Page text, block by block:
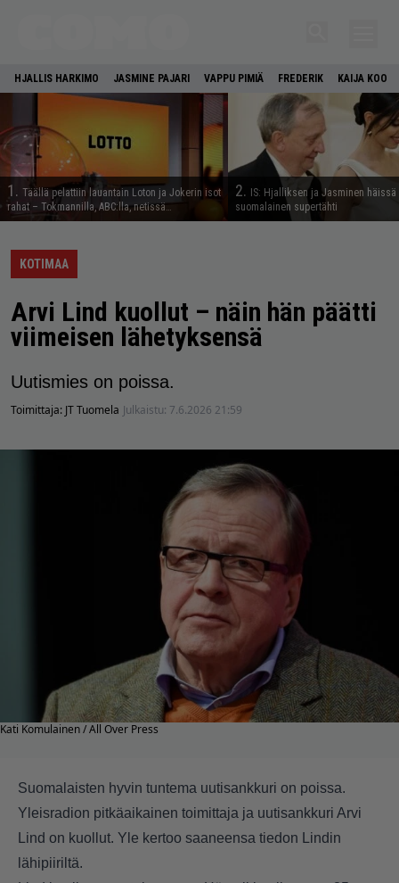
HJALLIS HARKIMO JASMINE PAJARI VAPPU PIMIÄ FREDERIK KAIJA KOO
1. Täällä pelattiin lauantain Loton ja Jokerin isot
rahat – Tokmannilla, ABC:lla, netissä…
2.
IS: Hjalliksen ja Jasminen häissä
suomalainen supertähti
KOTIMAA
Arvi Lind kuollut – näin hän päätti
viimeisen lähetyksensä
Uutismies on poissa.
Toimittaja: JT Tuomela Julkaistu: 7.6.2026 21:59
Kati Komulainen / All Over Press
Suomalaisten hyvin tuntema uutisankkuri on poissa.
Yleisradion pitkäaikainen toimittaja ja uutisankkuri Arvi
Lind on kuollut. Yle kertoo saaneensa tiedon Lindin
lähipiiriltä.